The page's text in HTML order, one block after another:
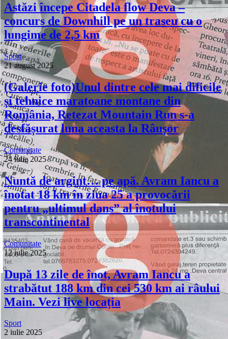
Astăzi începe Citadela flow Deva –
concurs de Downhill pe un traseu cu o
lungime de 2,5 km
Sport
21 august 2025
(Galerie foto)Unul dintre cele mai dificile
și tehnice maratoane montane din
România, Retezat Mountain Run s-a
desfășurat luna aceasta la Râușor
Comunitate
24 iulie 2025
Nuntă de argint… pe apă. Avram Iancu a
înotat 18 km în ziua 25 a provocării
pentru „ultimul dans” al înotului
transcontinental
Comunitate
12 iulie 2025
După 13 zile de înot, Avram Iancu a
strabătut 188 km din cei 530 km ai râului
Main. Vezi live locația
Sport
2 iulie 2025